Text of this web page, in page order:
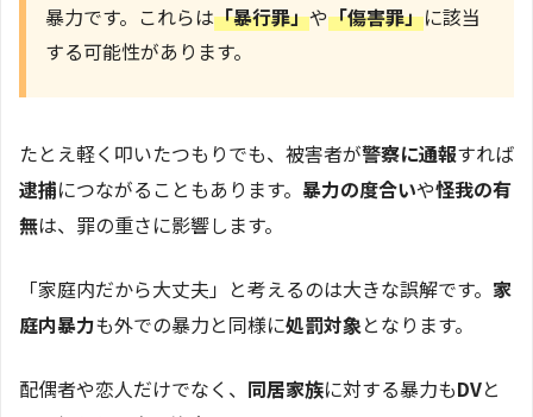
暴力です。これらは「暴行罪」や「傷害罪」に該当
する可能性があります。
たとえ軽く叩いたつもりでも、被害者が警察に通報すれば
逮捕につながることもあります。 暴力の度合いや怪我の有
無は、罪の重さに影響します。
「家庭内だから大丈夫」と考えるのは大きな誤解です。 家
庭内暴力も外での暴力と同様に処罰対象となります。
配偶者や恋人だけでなく、 同居家族に対する暴力もDVと